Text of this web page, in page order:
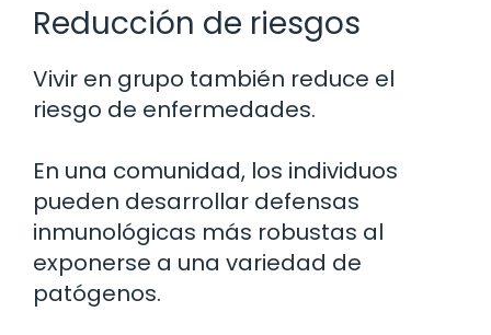
Reducción de riesgos
Vivir en grupo también reduce el
riesgo de enfermedades.
En una comunidad, los individuos
pueden desarrollar defensas
inmunológicas más robustas al
exponerse a una variedad de
patógenos.